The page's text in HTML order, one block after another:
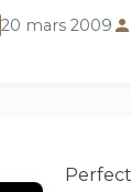
20 mars 2009